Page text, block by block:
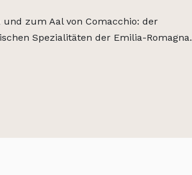
und zum Aal von Comacchio: der
Spezialitäten der Emilia-Romagna.